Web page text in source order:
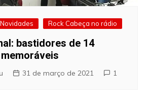
Novidades Rock Cabeça no rádio
bastidores de 14
31 de março de 2021 1